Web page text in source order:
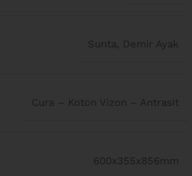
Sunta, Demir Ayak
Cura – Koton Vizon – Antrasit
600x355x856mm